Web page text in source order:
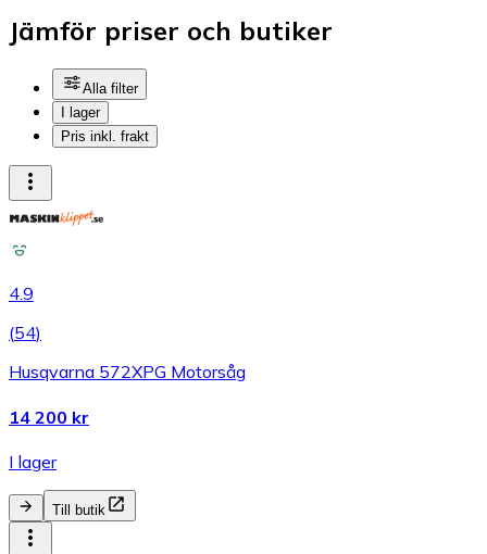
Jämför priser och butiker
Alla filter
I lager
Pris inkl. frakt
4.9
(54)
Husqvarna 572XPG Motorsåg
14 200 kr
I lager
Till butik